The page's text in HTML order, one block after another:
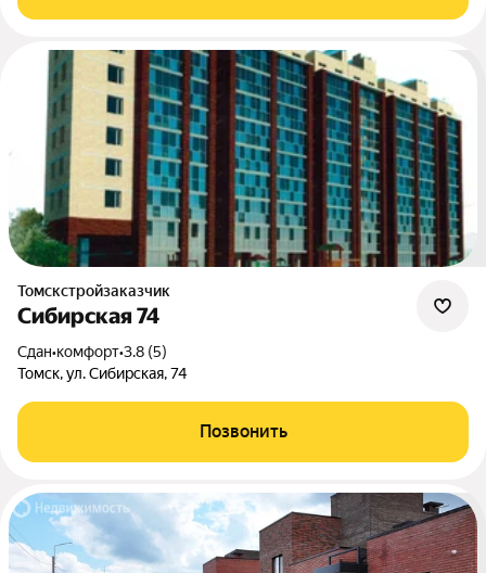
Томскстройзаказчик
Сибирская 74
Сдан•комфорт•3.8 (5)
Томск, ул. Сибирская, 74
Позвонить